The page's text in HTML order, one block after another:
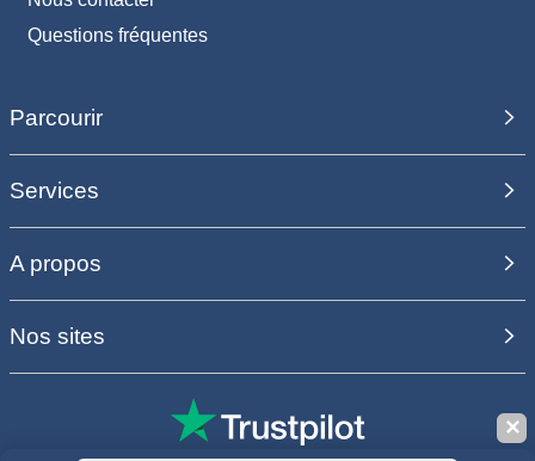
Questions fréquentes
Parcourir
Services
A propos
Nos sites
✕